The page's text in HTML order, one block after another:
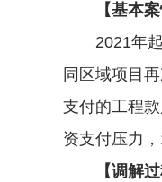
【基本案
2021年起
同区域项目
支付的工程
资支付压力
【调解